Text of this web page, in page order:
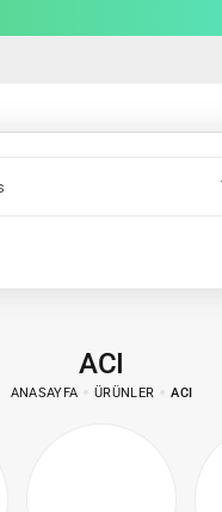
ACI
ANASAYFA ÜRÜNLER ACI